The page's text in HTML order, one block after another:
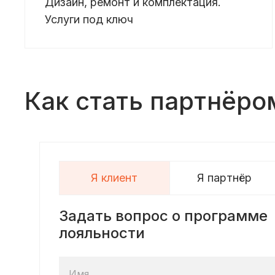
Услуги под ключ
Как стать
Я клиент Я партнёр
Задать вопрос о программе
лояльности